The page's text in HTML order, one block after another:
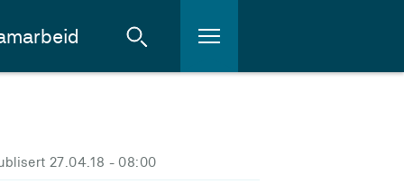
27.04.18 - 08:00